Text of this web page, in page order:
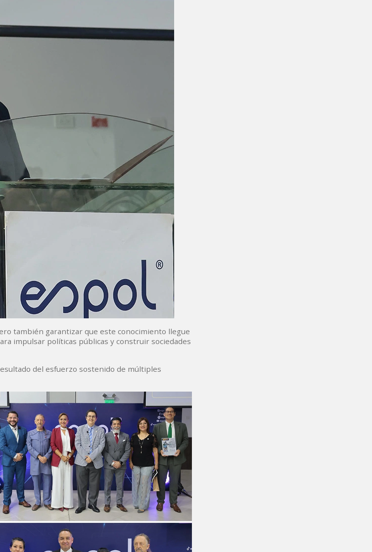
también garantizar que este conocimiento llegue
impulsar políticas públicas y construir sociedades
del esfuerzo sostenido de múltiples